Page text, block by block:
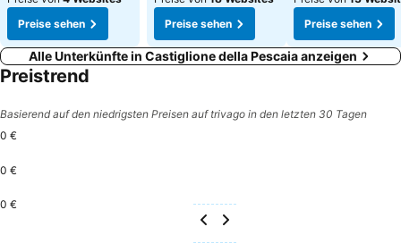
Preise sehen
Preise sehen
Preise sehen
Alle Unterkünfte in Castiglione della Pescaia anzeigen
Preistrend
Basierend auf den niedrigsten Preisen auf trivago in den letzten 30 Tagen
0 €
0 €
0 €